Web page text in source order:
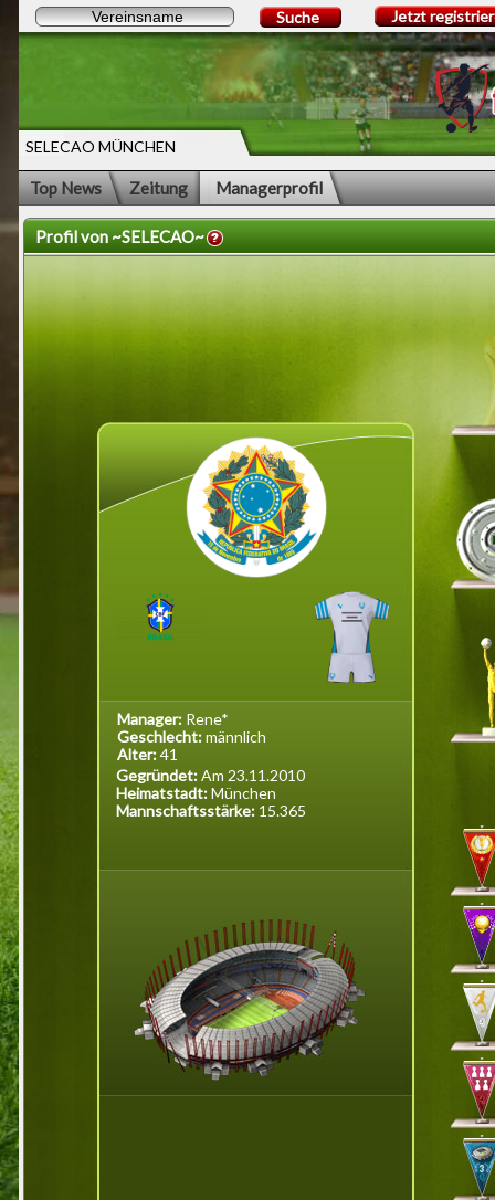
SELECAO MÜNCHEN
Suche Jetzt
Top News Zeitung Managerprofil
Profil von ~SELECAO~
Manager: Rene*
Geschlecht:männlich
Alter:41
Gegründet:Am 23.11.2010
Heimatstadt:München
Mannschaftsstärke: 15.365